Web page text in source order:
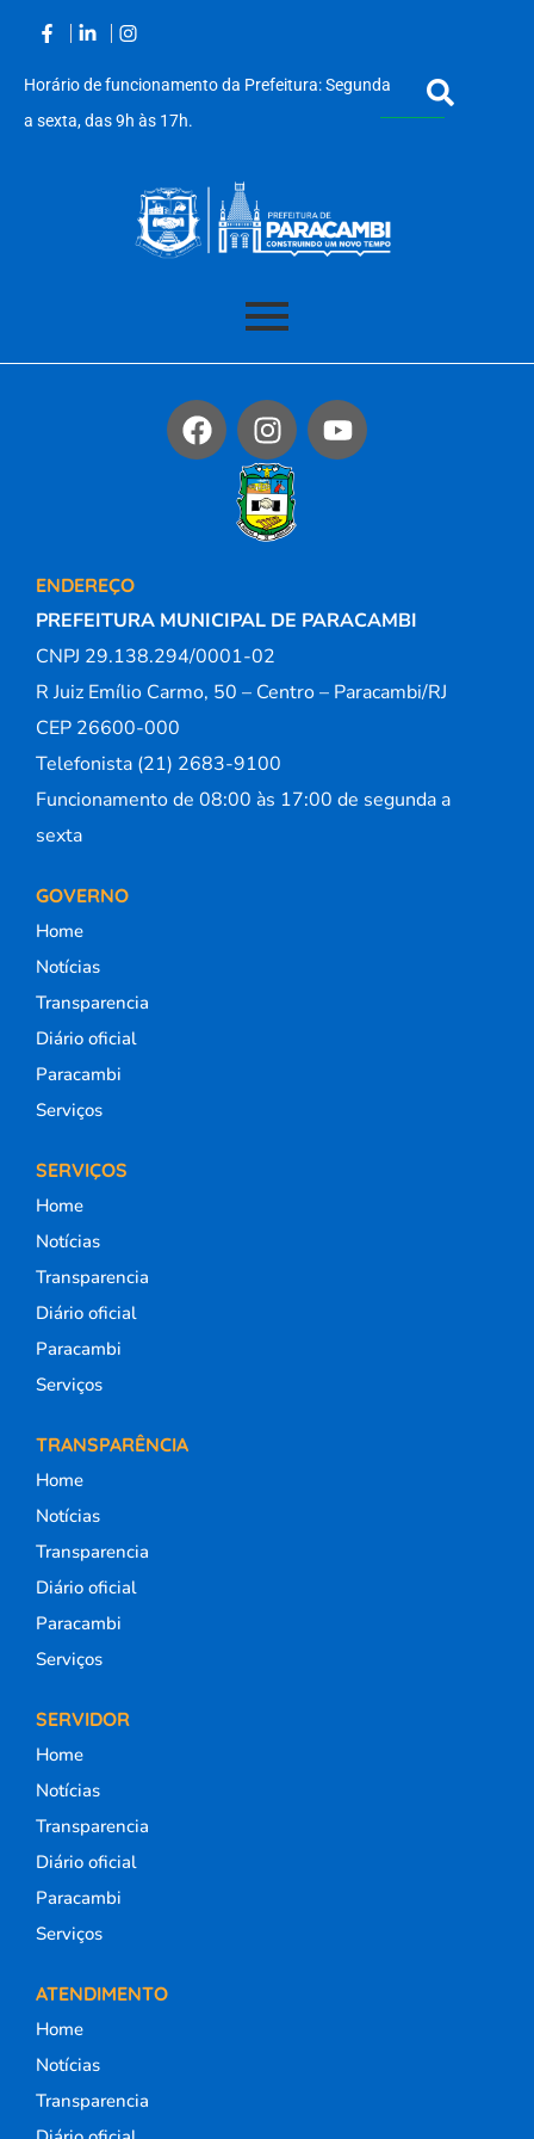
Horário de funcionamento da Prefeitura: Segunda
a sexta, das 9h às 17h.
o
ENDEREÇO
PREFEITURA MUNICIPAL DE PARACAMBI
CNPJ 29.138.294/0001-02
R Juiz Emílio Carmo, 50 – Centro – Paracambi/RJ
CEP 26600-000
Telefonista (21) 2683-9100
Funcionamento de 08:00 às 17:00 de segunda a
sexta
GOVERNO
Home
Notícias
Transparencia
Diário oficial
Paracambi
Serviços
SERVIÇOS
Home
Notícias
Transparencia
Diário oficial
Paracambi
Serviços
TRANSPARÊNCIA
Home
Notícias
Transparencia
Diário oficial
Paracambi
Serviços
SERVIDOR
Home
Notícias
Transparencia
Diário oficial
Paracambi
Serviços
ATENDIMENTO
Home
Notícias
Transparencia